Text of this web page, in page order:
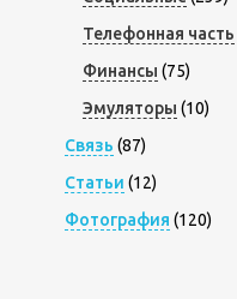
Телефонная часть
Финансы (75)
Эмуляторы (10)
Связь (87)
Статьи (12)
Фотография (120)